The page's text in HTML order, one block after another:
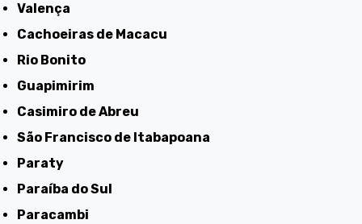
Valença
Cachoeiras de Macacu
Rio Bonito
Guapimirim
Casimiro de Abreu
São Francisco de Itabapoana
Paraty
Paraíba do Sul
Paracambi